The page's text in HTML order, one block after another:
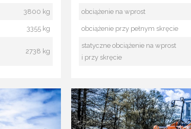
3800 kg
3355 kg
2738 kg
obciążenie na wprost
obciążenie przy pełnym skręcie
statyczne obciążenie na wprost
i przy skręcie